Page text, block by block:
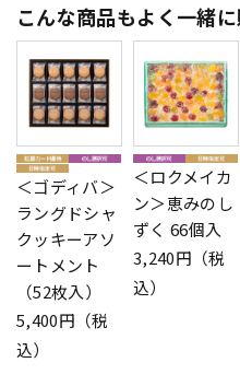
こんな商品もよく一緒
＜ゴディバ＞
ラングドシャ
クッキーアソ
ートメント
（52枚入）
5,400円（税
込）
＜ロクメイカ
ン＞恵みのし
ずく 66個入
3,240円（税
込）